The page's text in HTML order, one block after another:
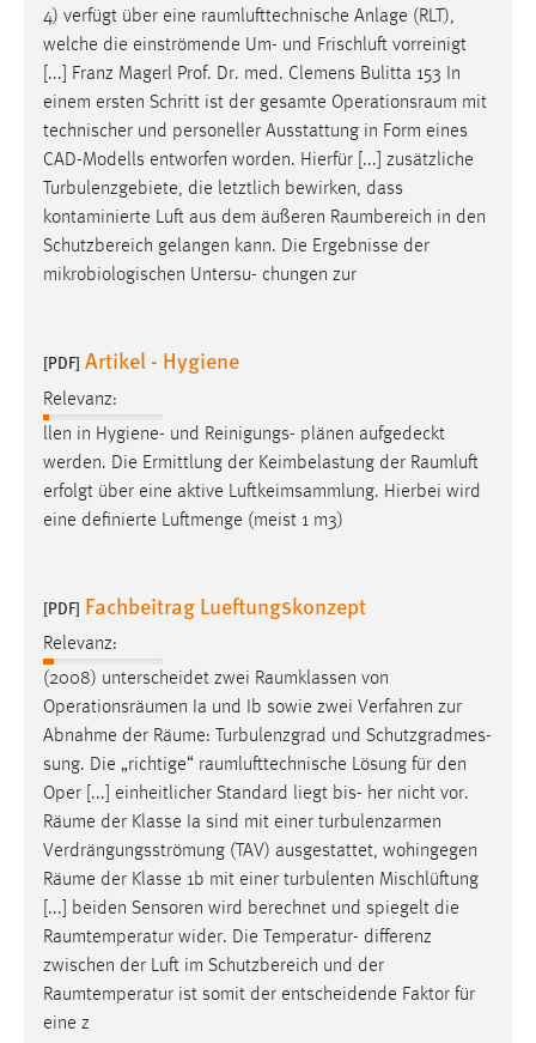
4) verfügt über eine raumlufttechnische Anlage (RLT),
welche die einströmende Um- und Frischluft vorreinigt
[...] Franz Magerl Prof. Dr. med. Clemens Bulitta 153 In
einem ersten Schritt ist der gesamte Operationsraum mit
technischer und personeller Ausstattung in Form eines
CAD-Modells entworfen worden. Hierfür [...] zusätzliche
Turbulenzgebiete, die letztlich bewirken, dass
kontaminierte Luft aus dem äußeren Raumbereich in den
Schutzbereich gelangen kann. Die Ergebnisse der
mikrobiologischen Untersu- chungen zur
[PDF] Artikel - Hygiene
Relevanz:
llen in Hygiene- und Reinigungs- plänen aufgedeckt
werden. Die Ermittlung der Keimbelastung der Raumluft
erfolgt über eine aktive Luftkeimsammlung. Hierbei wird
eine definierte Luftmenge (meist 1 m3)
[PDF] Fachbeitrag Lueftungskonzept
Relevanz:
(2008) unterscheidet zwei Raumklassen von
Operationsräumen Ia und Ib sowie zwei Verfahren zur
Abnahme der Räume: Turbulenzgrad und Schutzgradmes-
sung. Die „richtige“ raumlufttechnische Lösung für den
Oper [...] einheitlicher Standard liegt bis- her nicht vor.
Räume der Klasse Ia sind mit einer turbulenzarmen
Verdrängungsströmung (TAV) ausgestattet, wohingegen
Räume der Klasse 1b mit einer turbulenten Mischlüftung
[...] beiden Sensoren wird berechnet und spiegelt die
Raumtemperatur wider. Die Temperatur- differenz
zwischen der Luft im Schutzbereich und der
Raumtemperatur ist somit der entscheidende Faktor für
eine z